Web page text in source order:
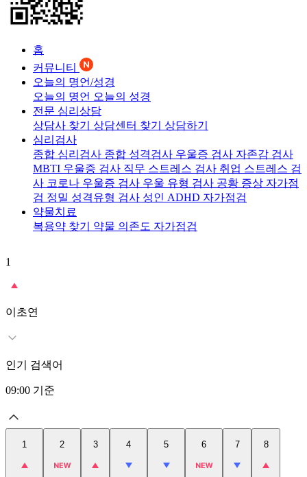
홈
커뮤니티
오늘의 명언/성경
오늘의 명언 오늘의 성경
전문 심리상담
상담사 찾기 상담센터 찾기 상담하기
심리검사
종합 심리검사 종합 성격검사 우울증 검사 자존감 검사
MBTI 우울증 검사 직무 스트레스 검사 취업 스트레스 검
사 코로나 우울증 검사 우울 유형 검사 공황 증상 자가점
검 정밀 성격유형 검사 성인 ADHD 자가점검
약물치료
복용약 찾기 약물 의존도 자가점검
1
이초연
인기 검색어
09:00 기준
1 2 3 4 5 6 7 8